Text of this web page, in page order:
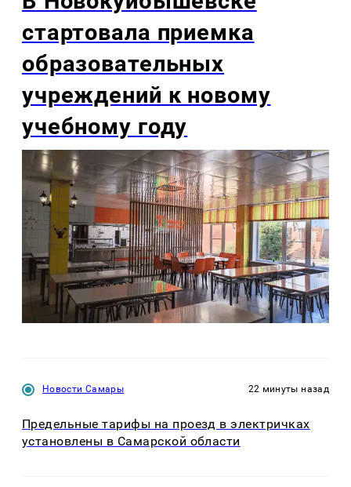
стартовала приемка
образовательных
учреждений к новому
учебному году
Новости Самары 22 минуты назад
Предельные тарифы на проезд в электричках
установлены в Самарской области